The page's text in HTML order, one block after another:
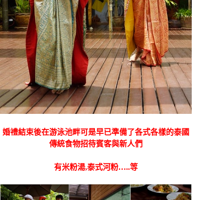
婚禮結束後在游泳池畔可是早已準備了各式各樣的泰國
傳統食物招待賓客與新人們
有米粉湯,泰式河粉…..等